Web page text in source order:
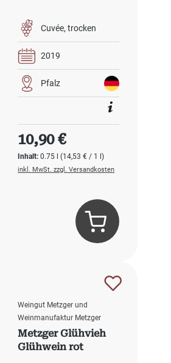
Cuvée trocken
2019
Pfalz
Inhalt:0.75 l(14,53 € / 1 l)
Regulärer Preis:
10,90 €
inkl. MwSt. zzgl. Versandkosten
Weingut Metzger und
Weinmanufaktur Metzger
Metzger Glühvieh
Glühwein rot